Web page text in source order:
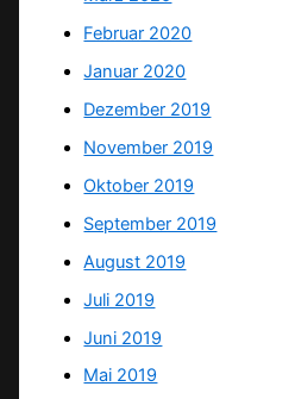
Februar 2020
Januar 2020
Dezember 2019
November 2019
Oktober 2019
September 2019
August 2019
Juli 2019
Juni 2019
Mai 2019